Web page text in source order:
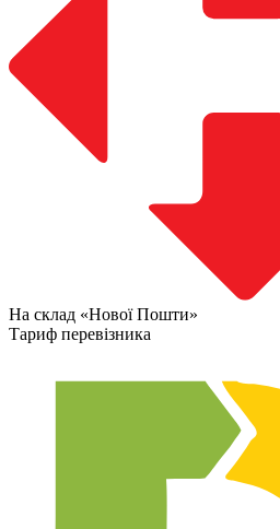
На склад «Нової Пошти»
Тариф перевізника